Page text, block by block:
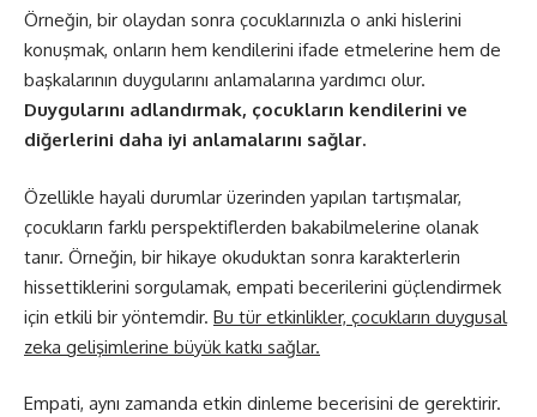
Örneğin, bir olaydan sonra çocuklarınızla o anki hislerini
konuşmak, onların hem kendilerini ifade etmelerine hem de
başkalarının duygularını anlamalarına yardımcı olur.
Duygularını adlandırmak, çocukların kendilerini ve
diğerlerini daha iyi anlamalarını sağlar.
Özellikle hayali durumlar üzerinden yapılan tartışmalar,
çocukların farklı perspektiflerden bakabilmelerine olanak
tanır. Örneğin, bir hikaye okuduktan sonra karakterlerin
hissettiklerini sorgulamak, empati becerilerini güçlendirmek
için etkili bir yöntemdir. Bu tür etkinlikler, çocukların duygusal
zeka gelişimlerine büyük katkı sağlar.
Empati, aynı zamanda etkin dinleme becerisini de gerektirir.